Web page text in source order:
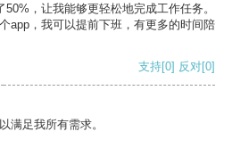
，让我能够更轻松地完成工作任务。
app，我可以提前下班，有更多的时间陪
支持[0] 反对[0]
满足我所有需求。